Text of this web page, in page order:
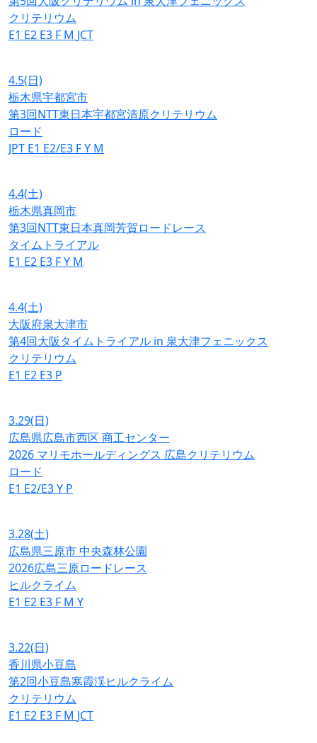
クリテリウム
E1 E2 E3 F M JCT
4.5(日)
栃木県宇都宮市
第3回NTT東日本宇都宮清原クリテリウム
ロード
JPT E1 E2/E3 FY M
4.4(土)
栃木県真岡市
第3回NTT東日本真岡芳賀ロードレース
タイムトライアル
E1 E2 E3 FY M
4.4(土)
大阪府泉大津市
第4回大阪タイムトライアル in 泉大津フェニックス
クリテリウム
E1 E2 E3 P
3.29(日)
広島県広島市西区 商工センター
2026 マリモホールディングス 広島クリテリウム
ロード
E1 E2/E3Y P
3.28(土)
広島県三原市 中央森林公園
2026広島三原ロードレース
ヒルクライム
E1 E2 E3 F M Y
3.22(日)
香川県小豆島
第2回小豆島寒霞渓ヒルクライム
クリテリウム
E1 E2 E3 F M JCT